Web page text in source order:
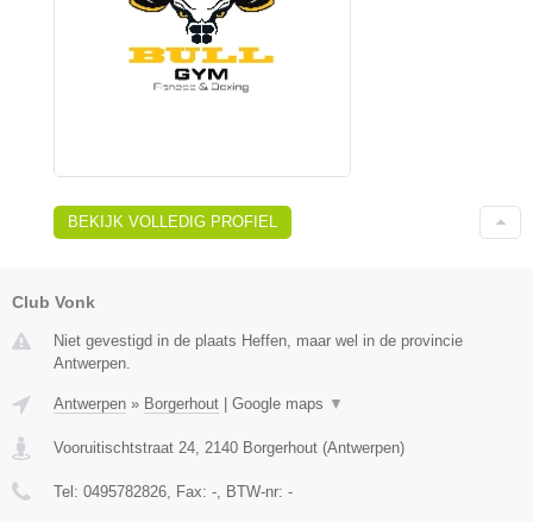
BEKIJK VOLLEDIG PROFIEL
Club Vonk
Niet gevestigd in de plaats Heffen, maar wel in de provincie
Antwerpen.
Antwerpen » Borgerhout Google maps ▼
Vooruitischtstraat 24, 2140 Borgerhout (Antwerpen)
Tel: 0495782826, Fax: -, BTW-nr: -